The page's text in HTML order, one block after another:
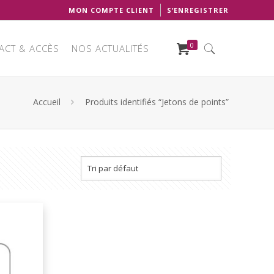
MON COMPTE CLIENT S’ENREGISTRER
& ACCÈS NOS ACTUALITÉS 0
Accueil Produits identifiés “Jetons de points”